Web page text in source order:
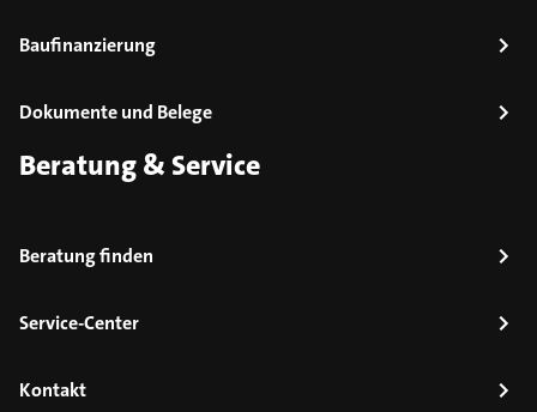
Baufinanzierung
Dokumente und Belege
Beratung & Service
Beratung finden
Service-Center
Kontakt